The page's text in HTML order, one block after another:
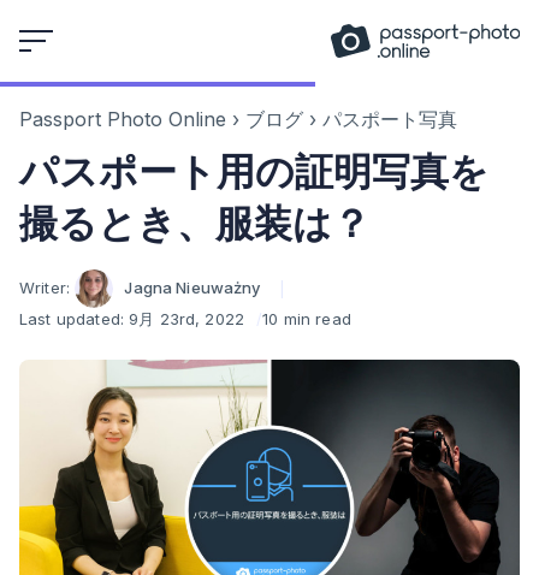
to
Passport Photo Online › ブログ › パスポート写真
パスポート用の証明写真を
撮るとき、服装は？
Author
Writer:
Jagna Nieuważny
Last updated: 9月 23rd, 2022 10 min read